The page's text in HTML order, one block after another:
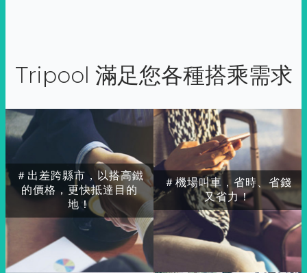
Tripool 滿足您各種搭乘需求
＃出差跨縣市，以搭高鐵
的價格，更快抵達目的
地！
＃機場叫車，省時、省錢
又省力！